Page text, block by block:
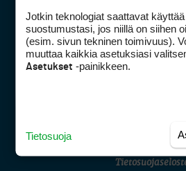
Golfpisteen
DSA
(digi)
Jotkin teknologiat saattavat
suostumustasi, jos niillä on siihen
(esim. sivun tekninen toimivuus).
muuttaa kaikkia asetuksiasi
Asetukset -painikkeen.
Tietosuoja